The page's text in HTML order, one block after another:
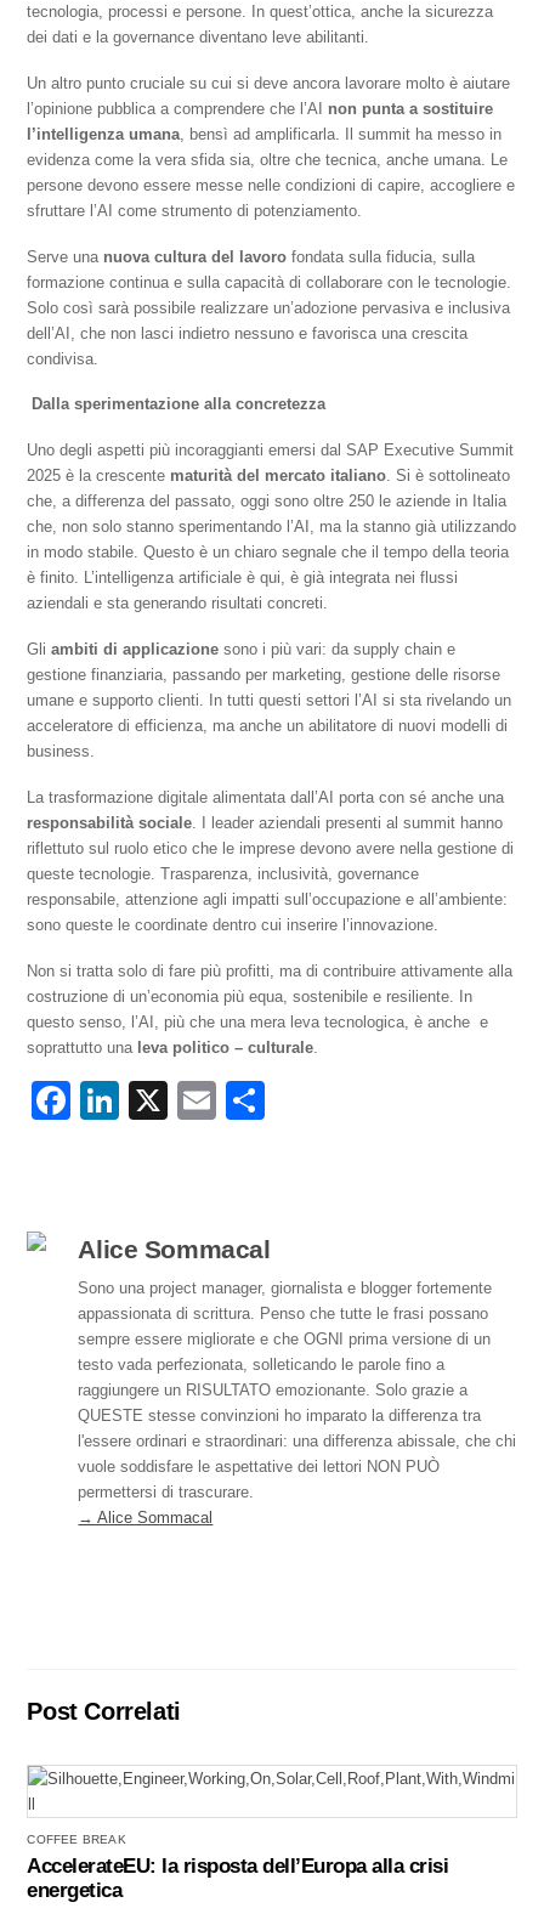
tecnologia, processi e persone. In quest’ottica, anche la sicurezza
dei dati e la governance diventano leve abilitanti.
Un altro punto cruciale su cui si deve ancora lavorare molto è aiutare
l’opinione pubblica a comprendere che l’AI non punta a sostituire
l’intelligenza umana , bensì ad amplificarla. Il summit ha messo in
evidenza come la vera sfida sia, oltre che tecnica, anche umana. Le
persone devono essere messe nelle condizioni di capire, accogliere e
sfruttare l’AI come strumento di potenziamento.
Serve una nuova cultura del lavoro fondata sulla fiducia, sulla
formazione continua e sulla capacità di collaborare con le tecnologie.
Solo così sarà possibile realizzare un’adozione pervasiva e inclusiva
dell’AI, che non lasci indietro nessuno e favorisca una crescita
condivisa.
Dalla sperimentazione alla concretezza
Uno degli aspetti più incoraggianti emersi dal SAP Executive Summit
2025 è la crescente maturità del mercato italiano. Si è sottolineato
che, a differenza del passato, oggi sono oltre 250 le aziende in Italia
che, non solo stanno sperimentando l’AI, ma la stanno già utilizzando
in modo stabile. Questo è un chiaro segnale che il tempo della teoria
è finito. L’intelligenza artificiale è qui, è già integrata nei flussi
aziendali e sta generando risultati concreti.
Gliambiti di applicazione sono i più vari: da supply chain e
gestione finanziaria, passando per marketing, gestione delle risorse
umane e supporto clienti. In tutti questi settori l’AI si sta rivelando un
acceleratore di efficienza, ma anche un abilitatore di nuovi modelli di
business.
La trasformazione digitale alimentata dall’AI porta con sé anche una
responsabilità sociale. I leader aziendali presenti al summit hanno
riflettuto sul ruolo etico che le imprese devono avere nella gestione di
queste tecnologie. Trasparenza, inclusività, governance
responsabile, attenzione agli impatti sull’occupazione e all’ambiente:
sono queste le coordinate dentro cui inserire l’innovazione.
Non si tratta solo di fare più profitti, ma di contribuire attivamente alla
costruzione di un’economia più equa, sostenibile e resiliente. In
questo senso, l’AI, più che una mera leva tecnologica, è anche e
soprattutto una leva politico – culturale.
F
b
o
o
k
Li
dI
n
X
E
vi
di
Alice Sommacal
Sono una project manager, giornalista e blogger fortemente
appassionata di scrittura. Penso che tutte le frasi possano
sempre essere migliorate e che OGNI prima versione di un
testo vada perfezionata, solleticando le parole fino a
raggiungere un RISULTATO emozionante. Solo grazie a
QUESTE stesse convinzioni ho imparato la differenza tra
l'essere ordinari e straordinari: una differenza abissale, che chi
vuole soddisfare le aspettative dei lettori NON PUÒ
permettersi di trascurare.
→ Alice Sommacal
Post Correlati
COFFEE BREAK
AccelerateEU: la risposta dell’Europa alla crisi
energetica